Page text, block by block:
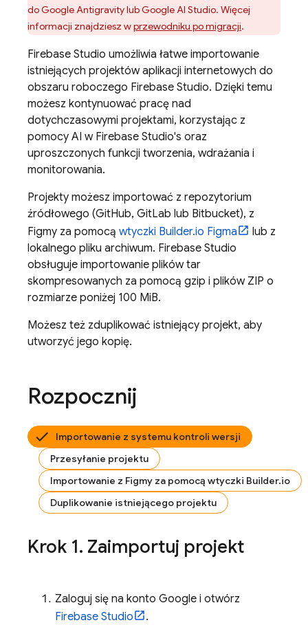
doGoogle AntigravitylubGoogle AI Studio. Więcej
informacji znajdziesz wprzewodniku po migracji.
Firebase Studio umożliwia łatwe importowanie
istniejących projektów aplikacji internetowych do
obszaru roboczego Firebase Studio. Dzięki temu
możesz kontynuować pracę nad
dotychczasowymi projektami, korzystając z
pomocy AI w Firebase Studio's oraz
uproszczonych funkcji tworzenia, wdrażania i
monitorowania.
Projekty możesz importować z repozytorium
źródłowego (GitHub, GitLab lub Bitbucket), z
Figmy za pomocą wtyczki Builder.io Figma
lub z
lokalnego pliku archiwum. Firebase Studio
obsługuje importowanie plików tar
skompresowanych za pomocą gzip i plików ZIP o
rozmiarze poniżej 100 MiB.
Możesz też zduplikować istniejący projekt, aby
utworzyć jego kopię.
Rozpocznij
Importowanie z systemu kontroli wersji
Przesyłanie projektu
Importowanie z Figmy za pomocą wtyczki Builder.io
Duplikowanie istniejącego projektu
Krok 1. Zaimportuj projekt
Zaloguj się na konto Google i otwórz
Firebase Studio
.